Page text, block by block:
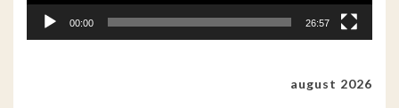
00:00 26:57
august 2026